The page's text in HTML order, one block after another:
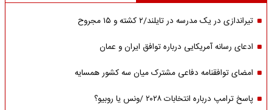
تیراندازی در یک مدرسه در تایلند/۲ کشته و ۱۵ مجروح
ادعای رسانه آمریکایی درباره توافق ایران و عمان
امضای توافقنامه دفاعی مشترک میان سه کشور همسایه
پاسخ ترامپ درباره انتخابات ۲۰۲۸ /ونس یا روبیو؟